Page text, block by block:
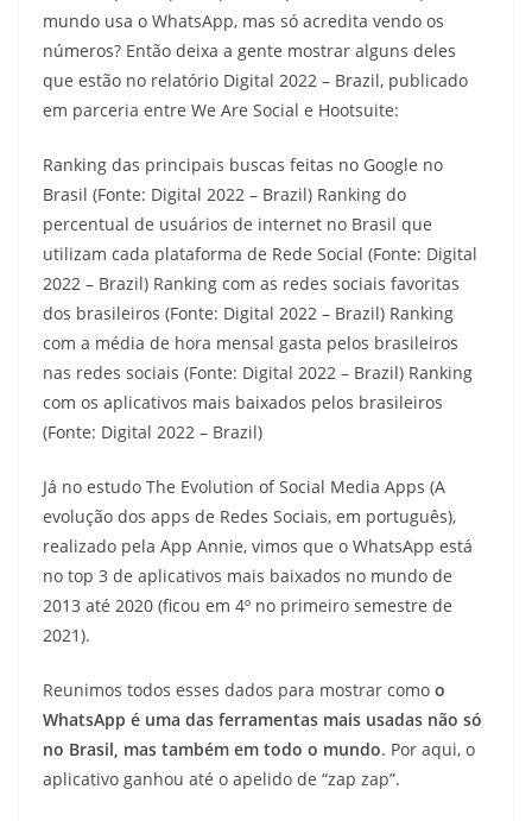
mundo usa o WhatsApp, mas só acredita vendo os
números? Então deixa a gente mostrar alguns deles
que estão no relatório Digital 2022 – Brazil, publicado
em parceria entre We Are Social e Hootsuite:
Ranking das principais buscas feitas no Google no
Brasil (Fonte: Digital 2022 – Brazil) Ranking do
percentual de usuários de internet no Brasil que
utilizam cada plataforma de Rede Social (Fonte: Digital
2022 – Brazil) Ranking com as redes sociais favoritas
dos brasileiros (Fonte: Digital 2022 – Brazil) Ranking
com a média de hora mensal gasta pelos brasileiros
nas redes sociais (Fonte: Digital 2022 – Brazil) Ranking
com os aplicativos mais baixados pelos brasileiros
(Fonte: Digital 2022 – Brazil)
Já no estudo The Evolution of Social Media Apps (A
evolução dos apps de Redes Sociais, em português),
realizado pela App Annie, vimos que o WhatsApp está
no top 3 de aplicativos mais baixados no mundo de
2013 até 2020 (ficou em 4º no primeiro semestre de
2021).
Reunimos todos esses dados para mostrar como o
WhatsApp é uma das ferramentas mais usadas não só
no Brasil, mas também em todo o mundo. Por aqui, o
aplicativo ganhou até o apelido de “zap zap”.